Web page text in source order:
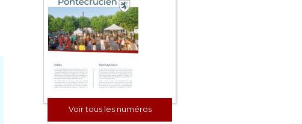
Voir tous les numéros